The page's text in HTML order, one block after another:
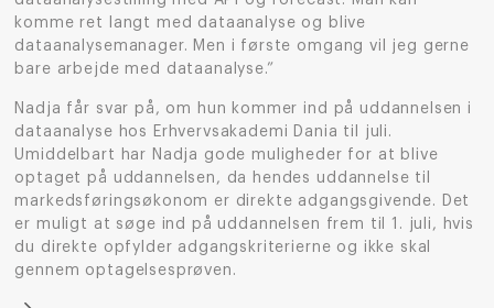
komme ret langt med dataanalyse og blive
dataanalysemanager. Men i første omgang vil jeg gerne
bare arbejde med dataanalyse.”
Nadja får svar på, om hun kommer ind på uddannelsen i
dataanalyse hos Erhvervsakademi Dania til juli.
Umiddelbart har Nadja gode muligheder for at blive
optaget på uddannelsen, da hendes uddannelse til
markedsføringsøkonom er direkte adgangsgivende. Det
er muligt at søge ind på uddannelsen frem til 1. juli, hvis
du direkte opfylder adgangskriterierne og ikke skal
gennem optagelsesprøven.